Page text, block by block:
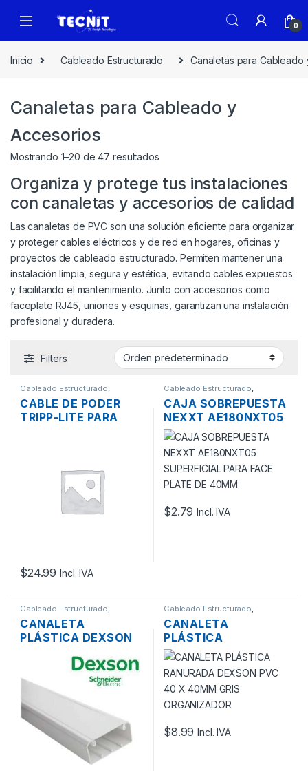
0
Inicio Cableado Estructurado Canaletas para Cableado
Canaletas para Cableado y
Accesorios
Mostrando 1–20 de 47 resultados
Organiza y protege tus instalaciones
con canaletas y accesorios de calidad
Las canaletas de PVC son una solución eficiente para organizar
y proteger cables eléctricos y de red en hogares, oficinas y
proyectos de cableado estructurado. Permiten mantener una
instalación limpia, segura y estética, evitando cables expuestos
y facilitando el mantenimiento. Junto con accesorios como
faceplate RJ45, uniones y esquinas, garantizan una instalación
profesional y duradera.
Filters
Cableado Estructurado,
Accesorios
CABLE DE PODER
TRIPP-LITE PARA
$24.99 Incl. IVA
Cableado Estructurado,
Accesorios
CAJA SOBREPUESTA
NEXXT AE180NXT05
SUPERFICIAL PARA
FACE PLATE DE
40MM
$2.79 Incl. IVA
Cableado Estructurado,
Accesorios
CANALETA
PLÁSTICA DEXSON
100 X 45MM BLANCO
Cableado Estructurado,
Accesorios
CANALETA
PLÁSTICA
RANURADA DEXSON
PVC 40 X 40MM GRIS
ORGANIZADOR
$8.99 Incl. IVA